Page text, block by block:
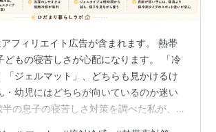
フィリエイト広告が含まれます。 熱帯
どもの寝苦しさが心配になります。 「冷
「ジェルマット」、どちらも見かけるけ
・幼児にはどちらが向いているのか迷い
半の息子の寝苦しさ対策を調べた私が、2